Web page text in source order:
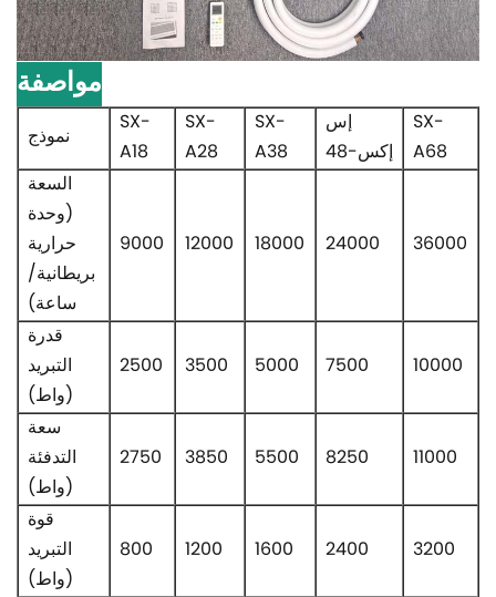
مواصفة
نموذج
SX-
A18
SX-
A28
SX-
A38
إس
إكس-48
SX-
A68
السعة
(وحدة
حرارية
بريطانية/
ساعة)
9000 12000 18000 24000 36000
قدرة
التبريد
(واط)
2500 3500 5000 7500 10000
سعة
التدفئة
(واط)
2750 3850 5500 8250 11000
قوة
التبريد
(واط)
800 1200 1600 2400 3200